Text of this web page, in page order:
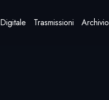
Digitale Trasmissioni Archivio